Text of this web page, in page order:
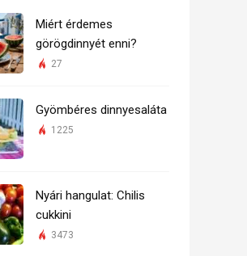
Miért érdemes
görögdinnyét enni?
27
Gyömbéres dinnyesaláta
1225
Nyári hangulat: Chilis
cukkini
3473